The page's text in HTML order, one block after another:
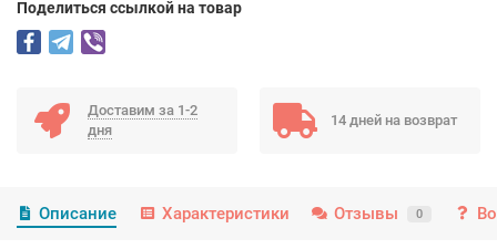
Поделиться ссылкой на товар
Доставим за 1-2
дня
14 дней на возврат
Описание Характеристики Отзывы 0